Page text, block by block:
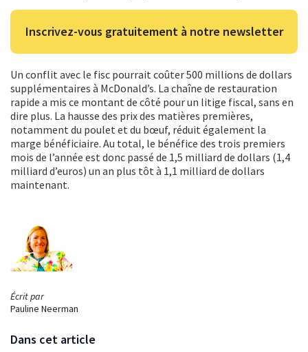
Écrit par
Pauline Neerman
Dans cet article
Inscrivez-vous gratuitement à notre newsletter
Un conflit avec le fisc pourrait coûter 500 millions de dollars
supplémentaires à McDonald’s. La chaîne de restauration
rapide a mis ce montant de côté pour un litige fiscal, sans en
dire plus. La hausse des prix des matières premières,
notamment du poulet et du bœuf, réduit également la
marge bénéficiaire. Au total, le bénéfice des trois premiers
mois de l’année est donc passé de 1,5 milliard de dollars (1,4
milliard d’euros) un an plus tôt à 1,1 milliard de dollars
maintenant.